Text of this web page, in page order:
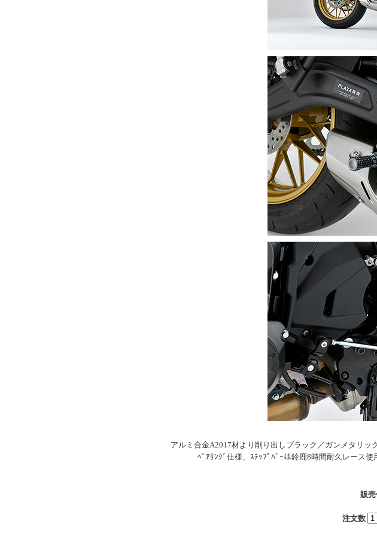
アルミ合金A2017材より削り出しブラック／ガンメタリッ
ﾍﾞｱﾘﾝｸﾞ仕様、ｽﾃｯﾌﾟﾊﾞｰは鈴鹿8時間耐久レース
販
注文数